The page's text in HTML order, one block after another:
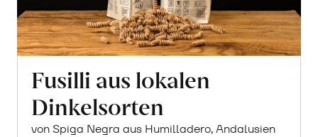
Fusilli aus lokalen
Dinkelsorten
von Spiga Negra aus Humilladero, Andalusien